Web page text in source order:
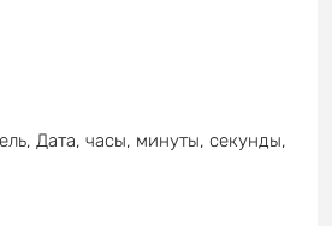
Дата, часы, минуты, секунды,